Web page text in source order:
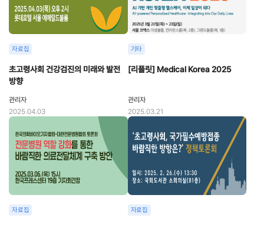
자료집
초고령사회 건강검진의 미래와 발전
방향
관리자
2025.04.03
기타
[리플릿] Medical Korea 2025
관리자
2025.03.21
자료집 자료집